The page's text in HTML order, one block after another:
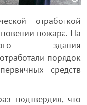
отработкой
пожара. На
здания
порядок
средств
подтвердил, что